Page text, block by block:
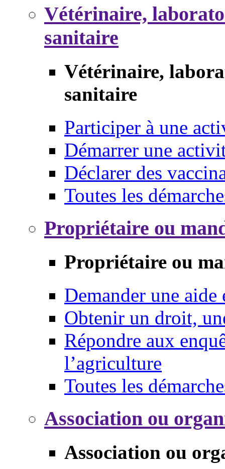
Vétérinaire,
sanitaire
Vétérinaire,
sanitaire
Participer à une
Démarrer une
Déclarer des
Toutes les
Propriétaire ou
Propriétaire ou
Demander une aide
Obtenir un droit,
Répondre aux
l’agriculture
Toutes les
Association ou
Association ou